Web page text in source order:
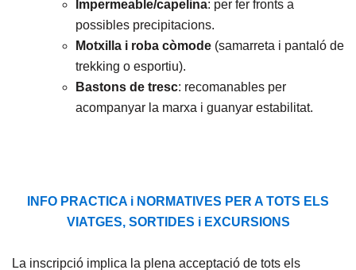
Impermeable/capelina: per fer fronts a
possibles precipitacions.
Motxilla i roba còmode (samarreta i pantaló de
trekking o esportiu).
Bastons de tresc: recomanables per
acompanyar la marxa i guanyar estabilitat.
INFO PRACTICA i NORMATIVES PER A TOTS ELS
VIATGES, SORTIDES i EXCURSIONS
La inscripció implica la plena acceptació de tots els